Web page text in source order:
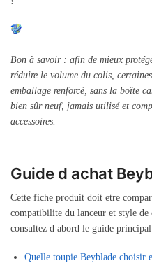
Bon à savoir : afin de mieux
réduire le volume du colis,
emballage renforcé, sans la boîte
bien sûr neuf, jamais utilisé et
accessoires.
Guide d achat
Cette fiche produit doit etre
compatibilite du lanceur et style de
consultez d abord le guide principal.
Quelle toupie Beyblade choisir